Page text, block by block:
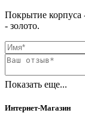
Покрытие корпуса
- золото.
Показать еще...
Интернет-Магазин